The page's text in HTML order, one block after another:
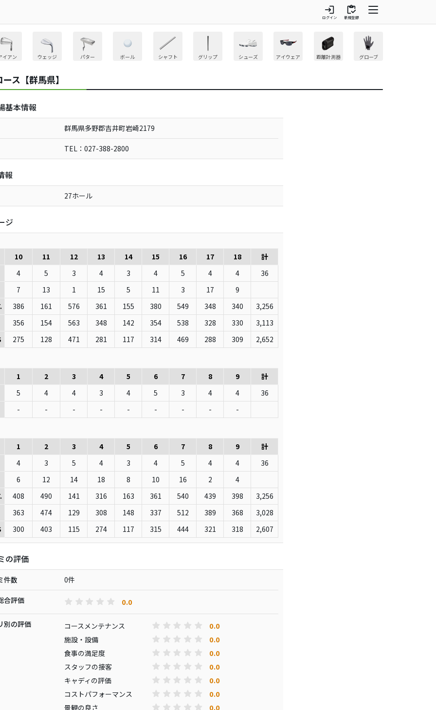
login
ログイン
inventory
新規登録
イアン ウェッジ パター ボール シャフト グリップ シューズ アイウェア 距離計測器 グローブ
ス【群馬県】
基本情報
群馬県多野郡吉井町岩崎2179
TEL：027-388-2800
報
27ホール
ジ
10 11 12 13 14 15 16 17 18
計
4
5 3 4 3 4 5 4 4
36
7
13 1 15 5 11 3 17 9
386 161 576 361 155 380 549 348 340
3,256
356
154 563 348 142 354 538 328 330 3,113
275 128 471 281 117 314 469 288 309 2,652
1 2 3 4 5 6 7 8 9
計
5
4 4 3 4 5 3 4 4
36
-
- - - - - - - -
1 2 3 4 5 6 7 8 9
計
4
3 5 4 3 4 5 4 4
36
6
12 14 18 8 10 16 2 4
408 490 141 316 163 361 540 439 398
3,256
363
474 129 308 148 337 512 389 368 3,028
300 403 115 274 117 315 444 321 318 2,607
の評価
件数 0件
合評価 0.0
別の評価 コースメンテナンス 0.0
施設・設備 0.0
食事の満足度 0.0
スタッフの接客 0.0
キャディの評価 0.0
コストパフォーマンス 0.0
景観の良さ 0.0